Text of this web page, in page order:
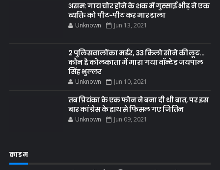
असम: गाय चोर होने के शक में गुस्साई भीड़ ने एक
व्यक्ति को पीट-पीट कर मार डाला
Unknown Jun 13, 2021
2 पुलिसवालों का मर्डर, 33 किलो सोने की लूट...
कौन है कोलकाता में मारा गया वॉन्टेड जयपाल
सिंह भुल्लर
Unknown Jun 10, 2021
तब प्रियंका के एक फोन ने बना दी थी बात, पर इस
बार कांग्रेस के हाथ से फिसल गए जितिन
Unknown Jun 09, 2021
क्राइम